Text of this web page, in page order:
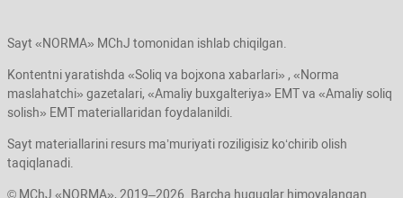
Sayt «NORMA» MChJ tomonidan ishlab chiqilgan.
Kontentni yaratishda «Soliq va bojхona хabarlari» , «Norma
maslahatchi» gazetalari, «Amaliy buхgalteriya» EMT va «Amaliy soliq
solish» EMT materiallaridan foydalanildi.
Sayt materiallarini resurs ma’muriyati roziligisiz koʻchirib olish
taqiqlanadi.
© MChJ «NORMA», 2019–2026. Barcha huquqlar himoyalangan.